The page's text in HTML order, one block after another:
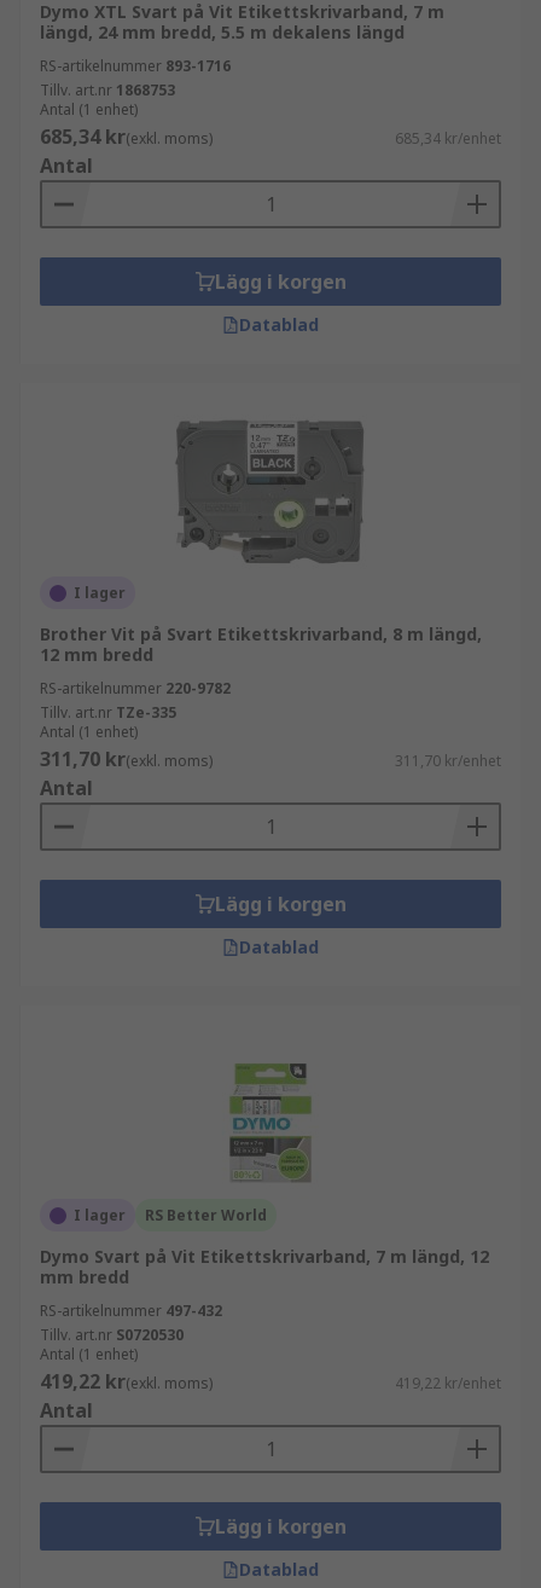
Dymo XTL Svart på Vit Etikettskrivarband, 7 m
längd, 24 mm bredd, 5.5 m dekalens längd
RS-artikelnummer 893-1716
Tillv. art.nr 1868753
Antal (1 enhet)
685,34 kr(exkl. moms) 685,34 kr/enhet
Antal
Lägg i korgen
Datablad
I lager
Brother Vit på Svart Etikettskrivarband, 8 m längd,
12 mm bredd
RS-artikelnummer 220-9782
Tillv. art.nr TZe-335
Antal (1 enhet)
311,70 kr(exkl. moms) 311,70 kr/enhet
Antal
Lägg i korgen
Datablad
I lager RS Better World
Dymo Svart på Vit Etikettskrivarband, 7 m längd, 12
mm bredd
RS-artikelnummer 497-432
Tillv. art.nr S0720530
Antal (1 enhet)
419,22 kr(exkl. moms) 419,22 kr/enhet
Antal
Lägg i korgen
Datablad